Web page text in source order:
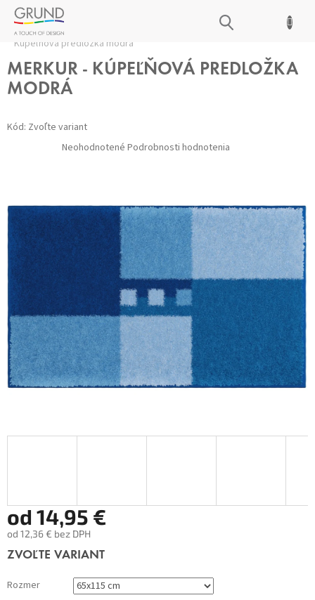
Prejsť
obsah
NÁKUPNÝ
Domov
/ Kúpeľňové predložky Všetky predložky
MERKUR -
Kúpeľňová predložka modrá
MERKUR - KÚPEĽŇOVÁ PREDLOŽKA
MODRÁ
Kód: Zvoľte variant
Priemerné
hodnotenie
Neohodnotené Podrobnosti hodnotenia
od 14,95 €
od 12,36 € bez DPH
Jednotková
ZVOĽTE VARIANT
Rozmer